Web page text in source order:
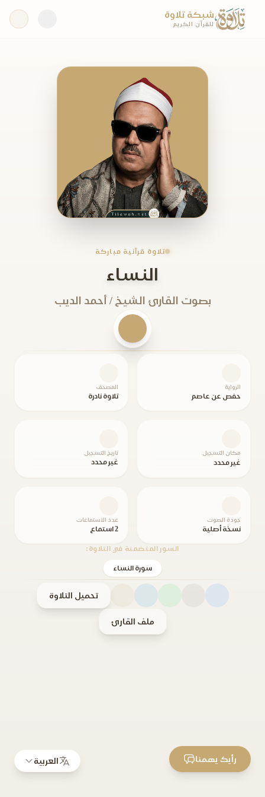
شبكة تلاوة
للقرآن الكريم
تلاوة قرآنية مباركة
النساء
بصوت القارئ الشيخ / أحمد الديب
الرواية
حفص عن عاصم
المصحف
تلاوة نادرة
مكان التسجيل
غير محدد
تاريخ التسجيل
غير محدد
جودة الصوت
نسخة أصلية
عدد الاستماعات
2 استماع
السور المتضمنة في التلاوة:
سورة النساء
تحميل التلاوة
ملف القارئ
العربية رأيك يهمنا